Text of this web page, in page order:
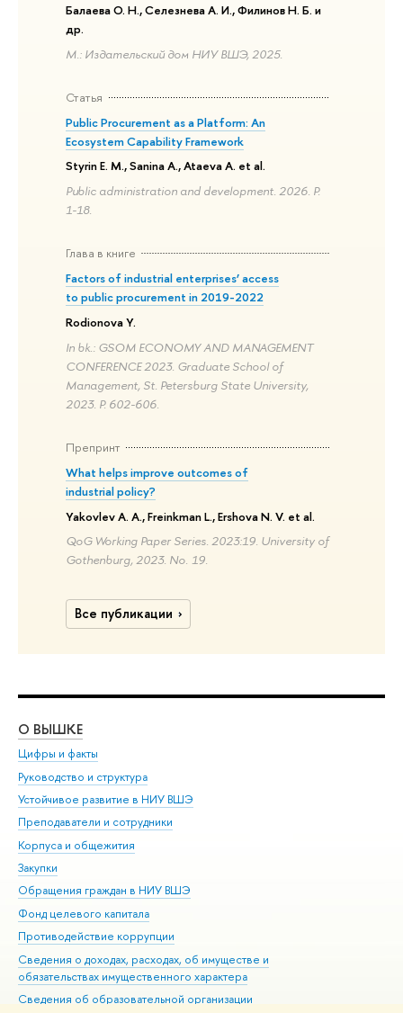
Балаева О. Н., Селезнева А. И., Филинов Н. Б. и
др.
М.: Издательский дом НИУ ВШЭ, 2025.
Статья
Public Procurement as a Platform: An
Ecosystem Capability Framework
Styrin E. M., Sanina A., Ataeva A. et al.
Public administration and development. 2026. P.
1-18.
Глава в книге
Factors of industrial enterprises’ access
to public procurement in 2019-2022
Rodionova Y.
In bk.: GSOM ECONOMY AND MANAGEMENT
CONFERENCE 2023. Graduate School of
Management, St. Petersburg State University,
2023. P. 602-606.
Препринт
What helps improve outcomes of
industrial policy?
Yakovlev A. A., Freinkman L., Ershova N. V. et al.
QoG Working Paper Series. 2023:19. University of
Gothenburg, 2023. No. 19.
Все публикации
О ВЫШКЕ
Цифры и факты
Руководство и структура
Устойчивое развитие в НИУ ВШЭ
Преподаватели и сотрудники
Корпуса и общежития
Закупки
Обращения граждан в НИУ ВШЭ
Фонд целевого капитала
Противодействие коррупции
Сведения о доходах, расходах, об имуществе и
обязательствах имущественного характера
Сведения об образовательной организации